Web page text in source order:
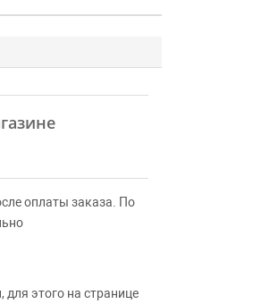
оплаты заказа. По
этого на странице